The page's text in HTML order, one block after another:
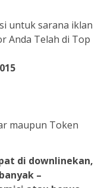
untuk sarana iklan
Anda Telah di Top
maupun Token
di downlinekan,
–